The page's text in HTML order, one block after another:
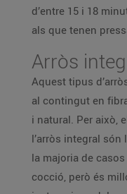
d’entre 15 i 18
als que tenen
Arròs
Aquest tipus
al contingut en
i natural. Per això,
l’arròs integral
la majoria de
cocció, però és